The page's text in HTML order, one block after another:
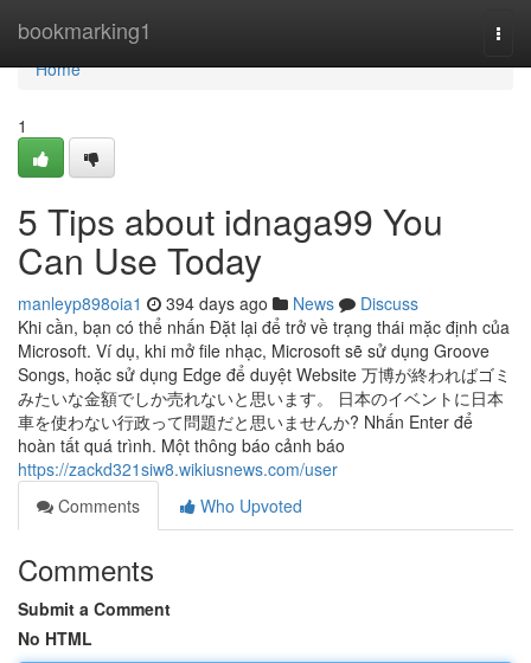
bookmarking1
Home
Home
1
5 Tips about idnaga99 You
Can Use Today
manleyp898oia1 394 days ago News
Discuss
Khi cần, bạn có thể nhấn Đặt lại để trở về trạng thái mặc định của
Microsoft. Ví dụ, khi mở file nhạc, Microsoft sẽ sử dụng Groove
Songs, hoặc sử dụng Edge để duyệt Website 万博が終わればゴミ
みたいな金額でしか売れないと思います。 日本のイベントに日本
車を使わない行政って問題だと思いませんか? Nhấn Enter để
hoàn tất quá trình. Một thông báo cảnh báo
https://zackd321siw8.wikiusnews.com/user
Comments
Who Upvoted
Comments
Submit a Comment
No HTML